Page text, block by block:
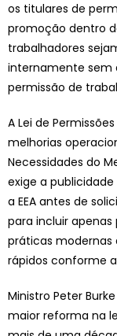
os titulares de
promoção dentro
trabalhadores
internamente sem
permissão de
A Lei de
melhorias
Necessidades do
exige a
a EEA antes de
para incluir apenas
práticas modernas
rápidos conforme
Ministro Peter
maior reforma na